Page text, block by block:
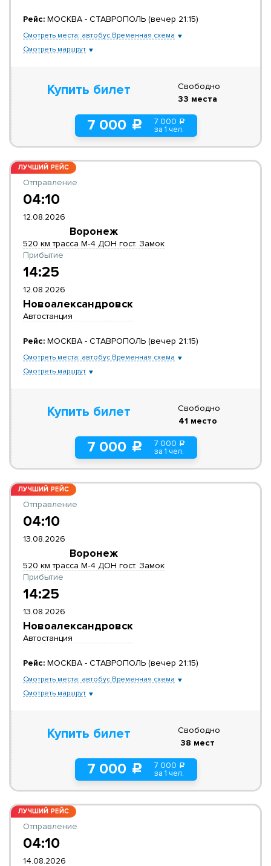
Рейс: МОСКВА - СТАВРОПОЛЬ (вечер 21:15)
Смотреть места: автобус Временная схема
Смотреть маршрут
Купить билет
7 000 c 7 000 a
за 1 чел.
Свободно
33 места
ЛУЧШИЙ РЕЙС
Отправление
04:10
12.08.2026
Воронеж
520 км трасса М-4 ДОН гост. Замок
Прибытие
14:25
12.08.2026
Новоалександровск
Автостанция
Рейс: МОСКВА - СТАВРОПОЛЬ (вечер 21:15)
Смотреть места: автобус Временная схема
Смотреть маршрут
Купить билет
7 000 c 7 000 a
за 1 чел.
Свободно
41 место
ЛУЧШИЙ РЕЙС
Отправление
04:10
13.08.2026
Воронеж
520 км трасса М-4 ДОН гост. Замок
Прибытие
14:25
13.08.2026
Новоалександровск
Автостанция
Рейс: МОСКВА - СТАВРОПОЛЬ (вечер 21:15)
Смотреть места: автобус Временная схема
Смотреть маршрут
Купить билет
7 000 c 7 000 a
за 1 чел.
Свободно
38 мест
ЛУЧШИЙ РЕЙС
Отправление
04:10
14.08.2026